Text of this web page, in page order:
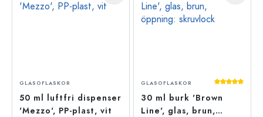
GLASOFLASKOR
50 ml luftfri dispenser
'Mezzo', PP-plast, vit
GLASOFLASKOR
30 ml burk 'Brown
Line', glas, brun,